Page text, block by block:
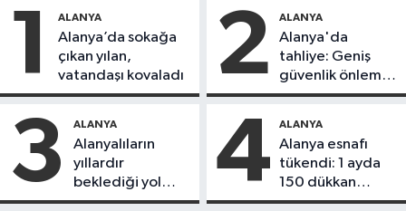
1 ALANYA
Alanya’da sokağa
çıkan yılan,
vatandaşı kovaladı
2 ALANYA
Alanya'da
tahliye: Geniş
güvenlik önlemi
alındı
3 ALANYA
Alanyalıların
yıllardır
beklediği yol
askıdan döndü
4 ALANYA
Alanya esnafı
tükendi: 1 ayda
150 dükkan
kapandı